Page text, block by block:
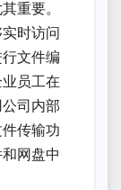
重要。
时访问
文件编
员工在
司内部
传输功
网盘中